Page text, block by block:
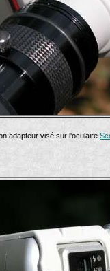
adapteur visé sur l'oculaire